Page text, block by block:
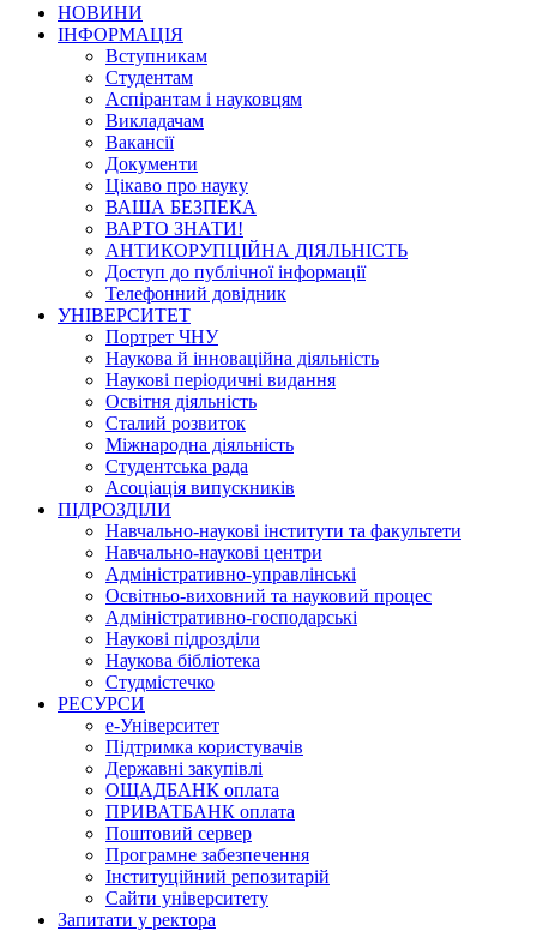
НОВИНИ
ІНФОРМАЦІЯ
Вступникам
Студентам
Аспірантам і науковцям
Викладачам
Вакансії
Документи
Цікаво про науку
ВАША БЕЗПЕКА
ВАРТО ЗНАТИ!
АНТИКОРУПЦІЙНА ДІЯЛЬНІСТЬ
Доступ до публічної інформації
Телефонний довідник
УНІВЕРСИТЕТ
Портрет ЧНУ
Наукова й інноваційна діяльність
Наукові періодичні видання
Освітня діяльність
Сталий розвиток
Міжнародна діяльність
Студентська рада
Асоціація випускників
ПІДРОЗДІЛИ
Навчально-наукові інститути та факультети
Навчально-наукові центри
Адміністративно-управлінські
Освітньо-виховний та науковий процес
Адміністративно-господарські
Наукові підрозділи
Наукова бібліотека
Студмістечко
РЕСУРСИ
е-Університет
Підтримка користувачів
Державні закупівлі
ОЩАДБАНК оплата
ПРИВАТБАНК оплата
Поштовий сервер
Програмне забезпечення
Інституційний репозитарій
Сайти університету
Запитати у ректора